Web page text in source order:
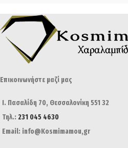
Επικοινωνήστε μαζί μας
Ι. Πασαλίδη 70, Θεσσαλονίκη 551 32
Τηλ.: 231 045 4630
Email: info@Kosmimamou,gr